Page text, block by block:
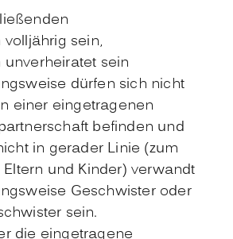
volljährig sein,
unverheiratet sein
dürfen sich nicht
einer eingetragenen
befinden und
in gerader Linie (zum
und Kinder) verwandt
Geschwister oder
sein.